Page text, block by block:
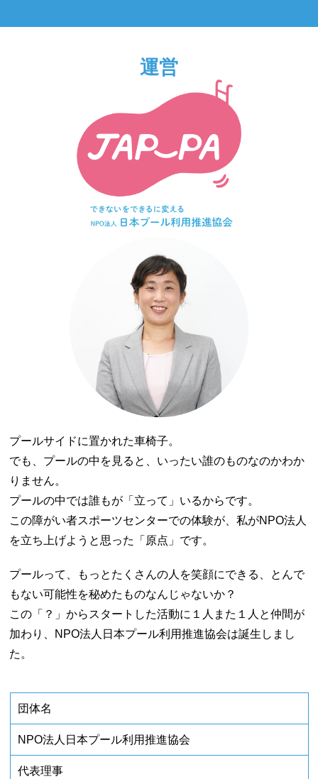
運営
プールサイドに置かれた車椅子。
でも、プールの中を見ると、いったい誰のものなのかわか
りません。
プールの中では誰もが「立って」いるからです。
この障がい者スポーツセンターでの体験が、私がNPO法人
を立ち上げようと思った「原点」です。
プールって、もっとたくさんの人を笑顔にできる、 とんで
もない可能性を秘めたものなんじゃないか？
この「？」からスタートした活動に１人また１人と仲間が
加わり、 NPO法人日本プール利用推進協会は誕生しまし
た。
団体名
NPO法人日本プール利用推進協会
代表理事